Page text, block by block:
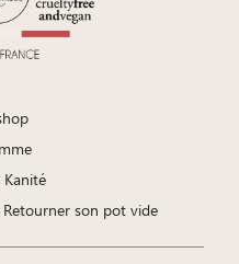
Kanité
son pot vide